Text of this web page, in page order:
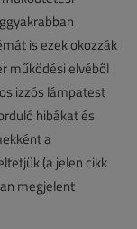
is ezek okozzák
működési elvéből
izzós lámpatest
hibákat és
a
(a jelen cikk
megjelent